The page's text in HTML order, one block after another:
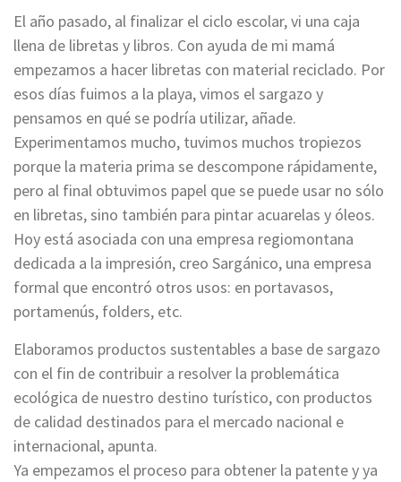
El año pasado, al finalizar el ciclo escolar, vi una caja
llena de libretas y libros. Con ayuda de mi mamá
empezamos a hacer libretas con material reciclado. Por
esos días fuimos a la playa, vimos el sargazo y
pensamos en qué se podría utilizar, añade.
Experimentamos mucho, tuvimos muchos tropiezos
porque la materia prima se descompone rápidamente,
pero al final obtuvimos papel que se puede usar no sólo
en libretas, sino también para pintar acuarelas y óleos.
Hoy está asociada con una empresa regiomontana
dedicada a la impresión, creo Sargánico, una empresa
formal que encontró otros usos: en portavasos,
portamenús, folders, etc.
Elaboramos productos sustentables a base de sargazo
con el fin de contribuir a resolver la problemática
ecológica de nuestro destino turístico, con productos
de calidad destinados para el mercado nacional e
internacional, apunta.
Ya empezamos el proceso para obtener la patente y ya